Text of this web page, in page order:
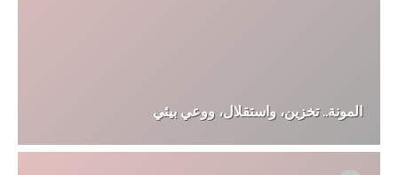
المونة.. تخزين، واستقلال، ووعي بيئي